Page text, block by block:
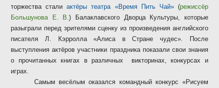
торжества сталиактёры театра «Время Пить Чай»(режиссёр
Большунова Е. В.) Балаклавского Дворца Культуры, которые
разыграли перед зрителями сценку из произведения английского
писателя Л. Кэрролла «Алиса в Стране чудес». После
выступления актёров участники праздника показали свои знания
о прочитанных книгах в различных
викторинах, конкурсах и
играх.
Самым весёлым оказался командный конкурс «Рисуем